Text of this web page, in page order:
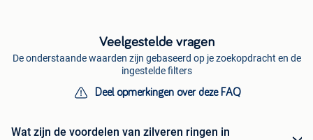
Veelgestelde vragen
De onderstaande waarden zijn gebaseerd op je zoekopdracht en de
ingestelde filters
Deel opmerkingen over deze FAQ
Wat zijn de voordelen van zilveren ringen in